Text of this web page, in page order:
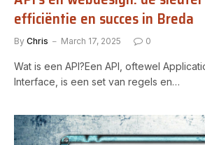
efficiëntie en succes in Breda
By Chris March 17, 2025 0
Wat is een API?Een API, oftewel
Interface, is een set van regels en…